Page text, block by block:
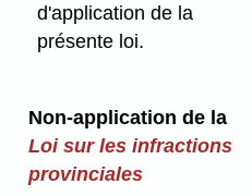
d'application de la
présente loi.
Non-application de la
Loi sur les infractions
provinciales